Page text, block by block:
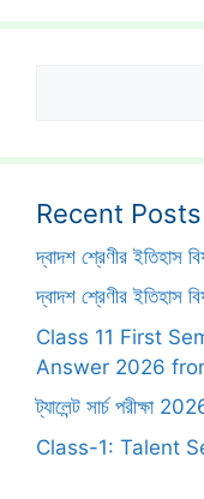
Recent Posts
দ্বাদশ শ্রেণীর ইতিহাস
দ্বাদশ শ্রেণীর ইতিহাস
Class 11 First
Answer 2026
ট্যালেন্ট সার্চ পরীক্ষা
Class-1: Talent